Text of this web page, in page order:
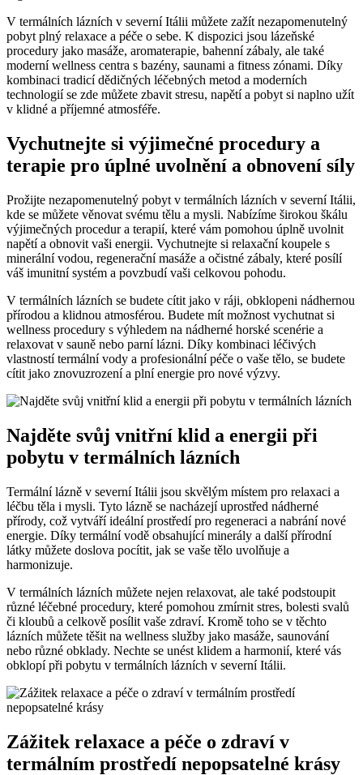
V termálních lázních v severní Itálii můžete zažít nezapomenutelný
pobyt plný relaxace a péče o sebe. K dispozici jsou lázeňské
procedury jako masáže, aromaterapie, bahenní zábaly, ale také
moderní wellness centra s bazény, saunami a fitness zónami. Díky
kombinaci tradicí dědičných léčebných metod a moderních
technologií se zde můžete zbavit stresu, napětí a pobyt si naplno užít
v klidné a příjemné atmosféře.
Vychutnejte si výjimečné procedury a
terapie pro úplné uvolnění a obnovení síly
Prožijte nezapomenutelný pobyt v termálních lázních v severní Itálii,
kde se můžete věnovat svému tělu a mysli. Nabízíme širokou škálu
výjimečných procedur a terapií, které vám pomohou úplně uvolnit
napětí a obnovit vaši energii. Vychutnejte si relaxační koupele s
minerální vodou, regenerační masáže a očistné zábaly, které posílí
váš imunitní systém a povzbudí vaši celkovou pohodu.
V termálních lázních se budete cítit jako v ráji, obklopeni nádhernou
přírodou a klidnou atmosférou. Budete mít možnost vychutnat si
wellness procedury s výhledem na nádherné horské scenérie a
relaxovat v sauně nebo parní lázni. Díky kombinaci léčivých
vlastností termální vody a profesionální péče o vaše tělo, se budete
cítit jako znovuzrození a plní energie pro nové výzvy.
Najděte svůj vnitřní klid a energii při
pobytu v termálních lázních
Termální lázně v severní Itálii jsou skvělým místem pro relaxaci a
léčbu těla i mysli. Tyto lázně se nacházejí uprostřed nádherné
přírody, což vytváří ideální prostředí pro regeneraci a nabrání nové
energie. Díky termální vodě obsahující minerály a další přírodní
látky můžete doslova pocítit, jak se vaše tělo uvolňuje a
harmonizuje.
V termálních lázních můžete nejen relaxovat, ale také podstoupit
různé léčebné procedury, které pomohou zmírnit stres, bolesti svalů
či kloubů a celkově posílit vaše zdraví. Kromě toho se v těchto
lázních můžete těšit na wellness služby jako masáže, saunování
nebo různé obklady. Nechte se unést klidem a harmonií, které vás
obklopí při pobytu v termálních lázních v severní Itálii.
Zážitek relaxace a péče o zdraví v
termálním prostředí nepopsatelné krásy